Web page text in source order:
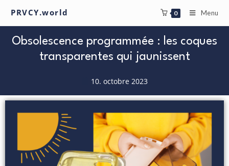
PRVCY.world 0 Menu
Obsolescence programmée : les coques
transparentes qui jaunissent
10. octobre 2023